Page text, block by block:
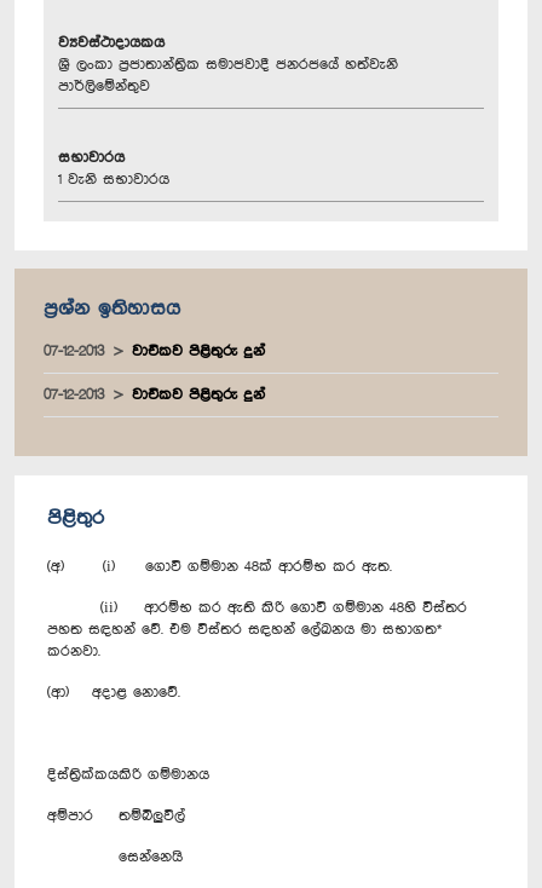
ව්‍යවස්ථාදායකය
ශ්‍රී ලංකා ප්‍රජාතාන්ත්‍රික සමාජවාදී ජනරජයේ හත්වැනි
පාර්ලිමේන්තුව
සභාවාරය
1 වැනි සභාවාරය
ප්‍රශ්න ඉතිහාසය
07-12-2013 වාචිකව පිළිතුරු දුන්
07-12-2013 වාචිකව පිළිතුරු දුන්
පිළිතුර
(අ) (i) ගොවි ගම්මාන 48ක් ආරම්භ කර ඇත.
(ii) ආරම්භ කර ඇති කිරි ගොවි ගම්මාන 48හි විස්තර
පහත සඳහන් වේ. එම විස්තර සඳහන් ලේඛනය මා සභාගත*
කරනවා.
(ආ) අදාළ නොවේ.
දිස්ත්‍රික්කයකිරි ගම්මානය
අම්පාර තම්බිලුවිල්
සෙන්නෙයි